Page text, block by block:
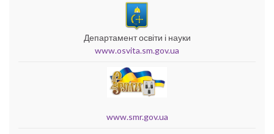
Департамент освіти і науки
www.osvita.sm.gov.ua
www.smr.gov.ua